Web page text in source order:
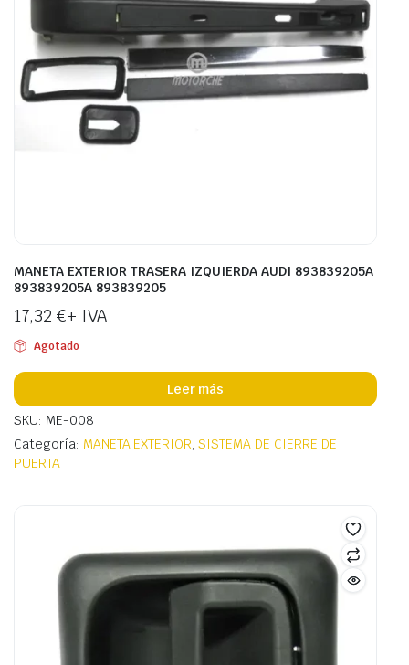
MANETA EXTERIOR TRASERA IZQUIERDA AUDI 893839205A
893839205A 893839205
17,32 €+ IVA
Agotado
Leer más
SKU: ME-008
Categoría: MANETA EXTERIOR,SISTEMA DE CIERRE DE
PUERTA